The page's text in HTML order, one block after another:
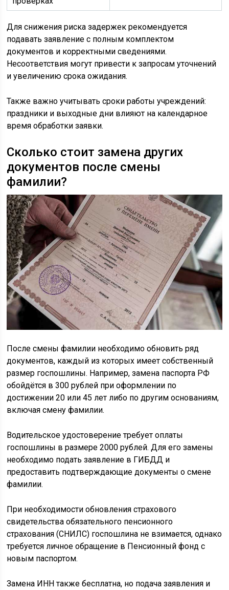
Для снижения риска задержек рекомендуется
подавать заявление с полным комплектом
документов и корректными сведениями.
Несоответствия могут привести к запросам уточнений
и увеличению срока ожидания.
Также важно учитывать сроки работы учреждений:
праздники и выходные дни влияют на календарное
время обработки заявки.
Сколько стоит замена других
документов после смены
фамилии?
После смены фамилии необходимо обновить ряд
документов, каждый из которых имеет собственный
размер госпошлины. Например, замена паспорта РФ
обойдётся в 300 рублей при оформлении по
достижении 20 или 45 лет либо по другим основаниям,
включая смену фамилии.
Водительское удостоверение требует оплаты
госпошлины в размере 2000 рублей. Для его замены
необходимо подать заявление в ГИБДД и
предоставить подтверждающие документы о смене
фамилии.
При необходимости обновления страхового
свидетельства обязательного пенсионного
страхования (СНИЛС) госпошлина не взимается, однако
требуется личное обращение в Пенсионный фонд с
новым паспортом.
Замена ИНН также бесплатна, но подача заявления и